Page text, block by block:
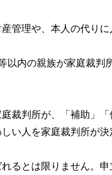
管理や、本人の代り
以内の親族が家庭裁
裁判所が、「補助」
い人を家庭裁判所が決
るとは限りません。